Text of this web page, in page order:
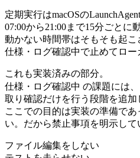
定期実行はmacOSの
07:00から21:00まで15分ごとに
動かない時間帯はそもそも起こ
仕様・ログ確認中で止めてロー
これも実装済みの部分。
仕様・ログ確認中 の課題には
取り確認だけを行う段階を追加
ここでの目的は実装の準備で
い。だから禁止事項を明示して
ファイル編集をしない